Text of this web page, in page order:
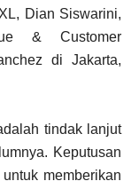
Dian Siswarini,
& Customer
di Jakarta,
tindak lanjut
Keputusan
memberikan